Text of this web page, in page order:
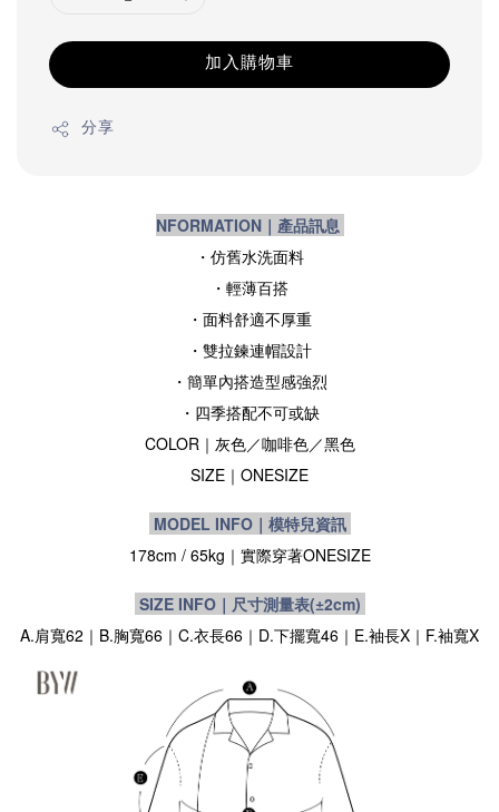
加入購物車
分享
NFORMATION｜產品訊息
・仿舊水洗面料
・輕薄百搭
・面料舒適不厚重
・雙拉鍊連帽設計
・簡單內搭造型感強烈
・ 四季搭配不可或缺
COLOR｜灰色／咖啡色／黑色
SIZE ｜ ONESIZE
MODEL INFO｜模特兒資訊
178cm / 65kg ｜實際穿著ONESIZE
SIZE INFO｜尺寸測量表(±2cm)
A.肩寬62｜B.胸寬66｜C.衣長66｜D.下擺寬46｜E.袖長X｜F.袖寬X